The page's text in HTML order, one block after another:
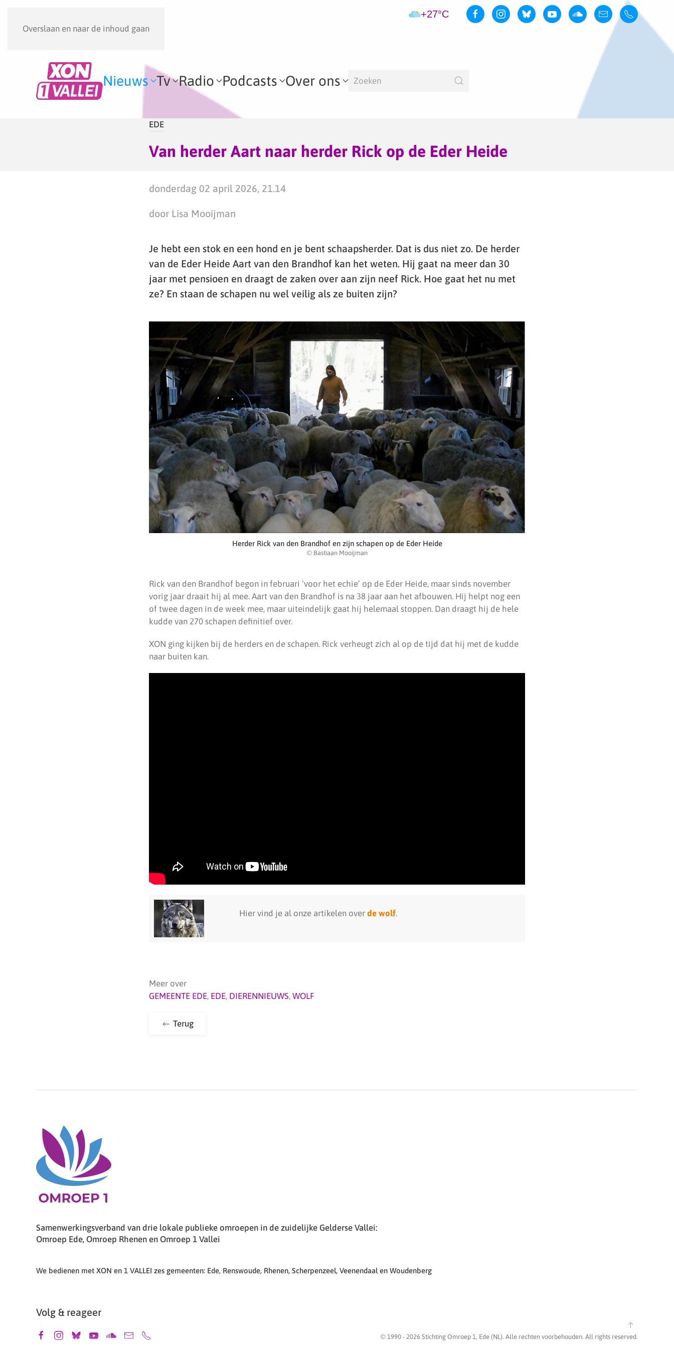
Overslaan en naar de inhoud gaan
+27°C
Nieuws Tv Radio Podcasts Over ons
EDE
Van herder Aart naar herder Rick op de Eder Heide
donderdag 02 april 2026, 21.14
door Lisa Mooijman
Je hebt een stok en een hond en je bent schaapsherder. Dat is dus niet zo. De herder
van de Eder Heide Aart van den Brandhof kan het weten. Hij gaat na meer dan 30
jaar met pensioen en draagt de zaken over aan zijn neef Rick. Hoe gaat het nu met
ze? En staan de schapen nu wel veilig als ze buiten zijn?
Herder Rick van den Brandhof en zijn schapen op de Eder Heide
© Bastiaan Mooijman
Rick van den Brandhof begon in februari ‘voor het echie’ op de Eder Heide, maar sinds november
vorig jaar draait hij al mee. Aart van den Brandhof is na 38 jaar aan het afbouwen. Hij helpt nog een
of twee dagen in de week mee, maar uiteindelijk gaat hij helemaal stoppen. Dan draagt hij de hele
kudde van 270 schapen definitief over.
XON ging kijken bij de herders en de schapen. Rick verheugt zich al op de tijd dat hij met de kudde
naar buiten kan.
Hier vind je al onze artikelen over de wolf.
Meer over
GEMEENTE EDE, EDE, DIERENNIEUWS, WOLF
Terug
Samenwerkingsverband van drie lokale publieke omroepen in de zuidelijke Gelderse Vallei:
Omroep Ede, Omroep Rhenen en Omroep 1 Vallei
We bedienen met XON en 1 VALLEI zes gemeenten: Ede, Renswoude, Rhenen, Scherpenzeel, Veenendaal en Woudenberg
Volg & reageer
© 1990 - 2026 Stichting Omroep 1, Ede (NL). Alle rechten voorbehouden. All rights reserved.